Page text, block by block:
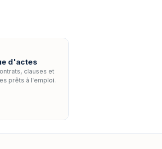
d'actes
clauses et
prêts à l'emploi.